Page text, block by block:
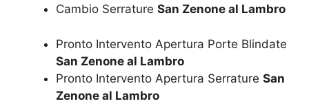
Cambio Serrature San Zenone al Lambro
Pronto Intervento Apertura Porte Blindate
San Zenone al Lambro
Pronto Intervento Apertura Serrature San
Zenone al Lambro